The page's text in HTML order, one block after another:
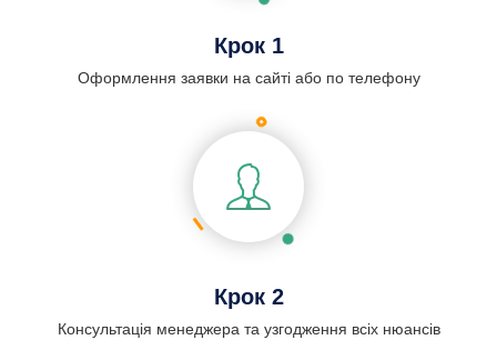
Крок 1
Оформлення заявки на сайті або по телефону
Крок 2
Консультація менеджера та узгодження всіх нюансів